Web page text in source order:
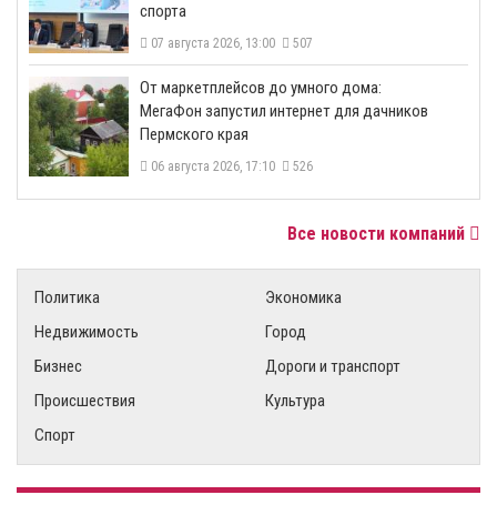
спорта
07 августа 2026, 13:00 507
От маркетплейсов до умного дома:
МегаФон запустил интернет для дачников
Пермского края
06 августа 2026, 17:10 526
Все новости компаний
Политика
Экономика
Недвижимость
Город
Бизнес
Дороги и транспорт
Происшествия
Культура
Спорт